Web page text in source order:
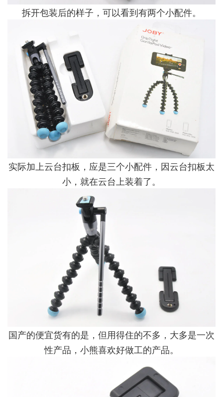
拆开包装后的样子，可以看到有两个小配件。
实际加上云台扣板，应是三个小配件，因云台扣板太
小，就在云台上装着了。
国产的便宜货有的是，但用得住的不多，大多是一次
性产品，小熊喜欢好做工的产品。